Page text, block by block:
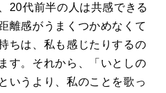
20代前半の人は共感できる
離感がうまくつかめなくて
ちは、私も感じたりするの
す。それから、「いとしの
いうより、私のことを歌っ